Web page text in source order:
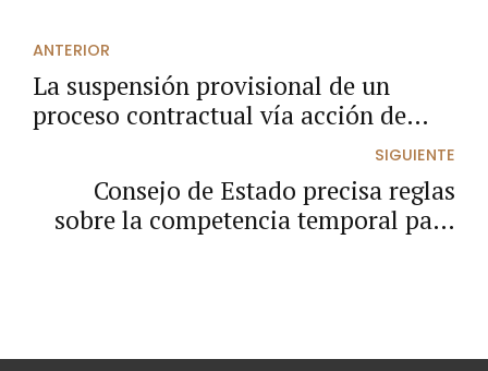
ANTERIOR
La suspensión provisional de un
proceso contractual vía acción de
SIGUIENTE
Consejo de Estado precisa reglas
sobre la competencia temporal para